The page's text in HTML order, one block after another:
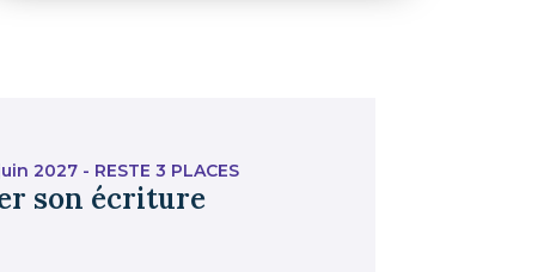
2027 - RESTE 3 PLACES
son écriture